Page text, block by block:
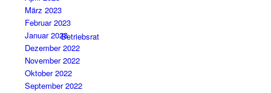
Betriebsrat
März 2023
Februar 2023
Januar 2023
Dezember 2022
November 2022
Oktober 2022
September 2022